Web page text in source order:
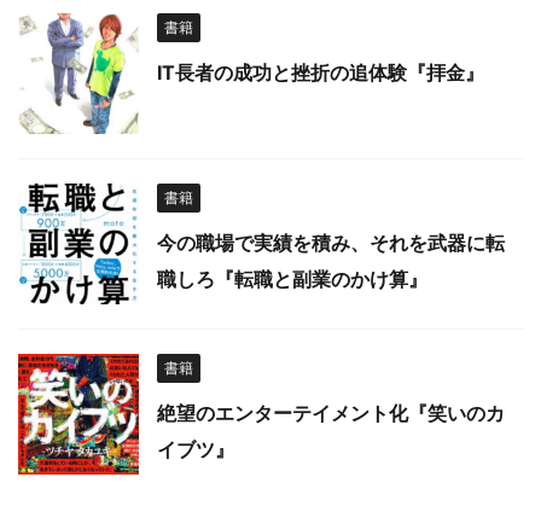
書籍
IT長者の成功と挫折の追体験『拝金』
書籍
今の職場で実績を積み、それを武器に転
職しろ『転職と副業のかけ算』
書籍
絶望のエンターテイメント化『笑いのカ
イブツ』